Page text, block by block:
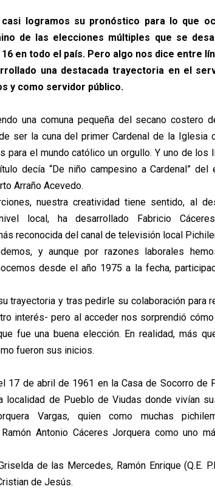
logramos su pronóstico para lo que
de las elecciones múltiples que se
en todo el país. Pero algo nos dice entre
una destacada trayectoria en el
y como servidor público.
una comuna pequeña del secano costero
ser la cuna del primer Cardenal de la Iglesia
para el mundo católico un orgullo. Y uno de los
decía “De niño campesino a Cardenal” del
Arraño Acevedo.
nuestra creatividad tiene sentido, al
local, ha desarrollado Fabricio
reconocida del canal de televisión local
y aunque por razones laborales
desde el año 1975 a la fecha,
trayectoria y tras pedirle su colaboración para
interés- pero al acceder nos sorprendió cómo
fue una buena elección. En realidad, más
fueron sus inicios.
17 de abril de 1961 en la Casa de Socorro de
de Pueblo de Viudas donde vivían
Vargas, quien como muchas
Antonio Cáceres Jorquera como uno
de las Mercedes, Ramón Enrique (Q.E.
de Jesús.